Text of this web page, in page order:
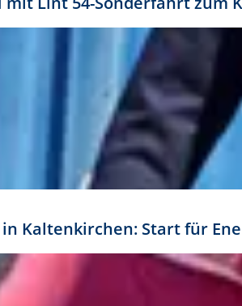
Kaltenkirchen: Start für